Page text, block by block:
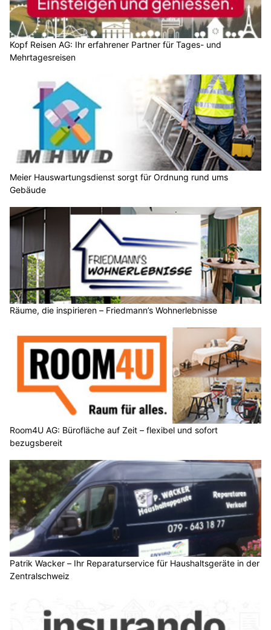
Kopf Reisen AG: Ihr erfahrener Partner für Tages- und
Mehrtagesreisen
Meier Hauswartungsdienst sorgt für Ordnung rund ums
Gebäude
Räume, die inspirieren – Friedmann’s Wohnerlebnisse
Room4U AG: Bürofläche auf Zeit – flexibel und sofort
bezugsbereit
Patrik Wacker – Ihr Reparaturservice für Haushaltsgeräte in der
Zentralschweiz